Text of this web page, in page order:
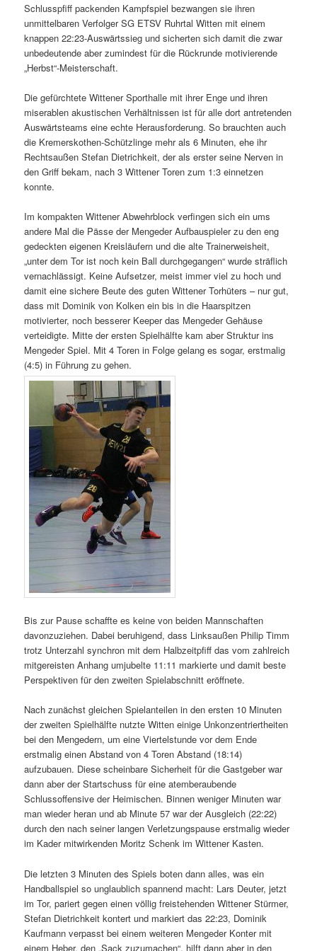
Schlusspfiff packenden Kampfspiel bezwangen sie ihren
unmittelbaren Verfolger SG ETSV Ruhrtal Witten mit einem
knappen 22:23-Auswärtssieg und sicherten sich damit die zwar
unbedeutende aber zumindest für die Rückrunde motivierende
„Herbst“-Meisterschaft.
Die gefürchtete Wittener Sporthalle mit ihrer Enge und ihren
miserablen akustischen Verhältnissen ist für alle dort antretenden
Auswärtsteams eine echte Herausforderung. So brauchten auch
die Kremerskothen-Schützlinge mehr als 6 Minuten, ehe ihr
Rechtsaußen Stefan Dietrichkeit, der als erster seine Nerven in
den Griff bekam, nach 3 Wittener Toren zum 1:3 einnetzen
konnte.
Im kompakten Wittener Abwehrblock verfingen sich ein ums
andere Mal die Pässe der Mengeder Aufbauspieler zu den eng
gedeckten eigenen Kreisläufern und die alte Trainerweisheit,
„unter dem Tor ist noch kein Ball durchgegangen“ wurde sträflich
vernachlässigt. Keine Aufsetzer, meist immer viel zu hoch und
damit eine sichere Beute des guten Wittener Torhüters – nur gut,
dass mit Dominik von Kolken ein bis in die Haarspitzen
motivierter, noch besserer Keeper das Mengeder Gehäuse
verteidigte. Mitte der ersten Spielhälfte kam aber Struktur ins
Mengeder Spiel. Mit 4 Toren in Folge gelang es sogar, erstmalig
(4:5) in Führung zu gehen.
Bis zur Pause schaffte es keine von beiden Mannschaften
davonzuziehen. Dabei beruhigend, dass Linksaußen Philip Timm
trotz Unterzahl synchron mit dem Halbzeitpfiff das vom zahlreich
mitgereisten Anhang umjubelte 11:11 markierte und damit beste
Perspektiven für den zweiten Spielabschnitt eröffnete.
Nach zunächst gleichen Spielanteilen in den ersten 10 Minuten
der zweiten Spielhälfte nutzte Witten einige Unkonzentriertheiten
bei den Mengedern, um eine Viertelstunde vor dem Ende
erstmalig einen Abstand von 4 Toren Abstand (18:14)
aufzubauen. Diese scheinbare Sicherheit für die Gastgeber war
dann aber der Startschuss für eine atemberaubende
Schlussoffensive der Heimischen. Binnen weniger Minuten war
man wieder heran und ab Minute 57 war der Ausgleich (22:22)
durch den nach seiner langen Verletzungspause erstmalig wieder
im Kader mitwirkenden Moritz Schenk im Wittener Kasten.
Die letzten 3 Minuten des Spiels boten dann alles, was ein
Handballspiel so unglaublich spannend macht: Lars Deuter, jetzt
im Tor, pariert gegen einen völlig freistehenden Wittener Stürmer,
Stefan Dietrichkeit kontert und markiert das 22:23, Dominik
Kaufmann verpasst bei einem weiteren Mengeder Konter mit
einem Heber, den „Sack zuzumachen“, hilft dann aber in den